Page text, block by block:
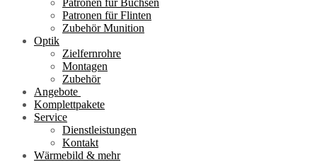
Patronen für Büchsen
Patronen für Flinten
Zubehör Munition
Optik
Zielfernrohre
Montagen
Zubehör
Angebote
Komplettpakete
Service
Dienstleistungen
Kontakt
Wärmebild & mehr